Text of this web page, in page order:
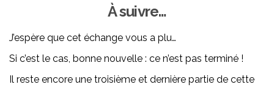
À suivre…
J’espère que cet échange vous a plu…
Si c’est le cas, bonne nouvelle : ce n’est pas terminé !
Il reste encore une troisième et dernière partie de cette